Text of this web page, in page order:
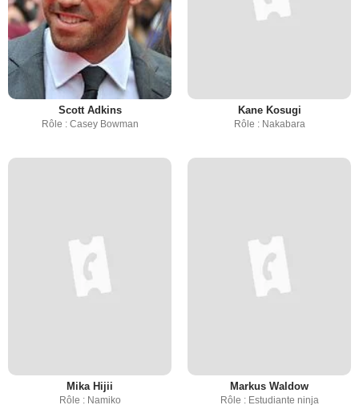
Scott Adkins
Rôle : Casey Bowman
Kane Kosugi
Rôle : Nakabara
Mika Hijii
Rôle : Namiko
Markus Waldow
Rôle : Estudiante ninja